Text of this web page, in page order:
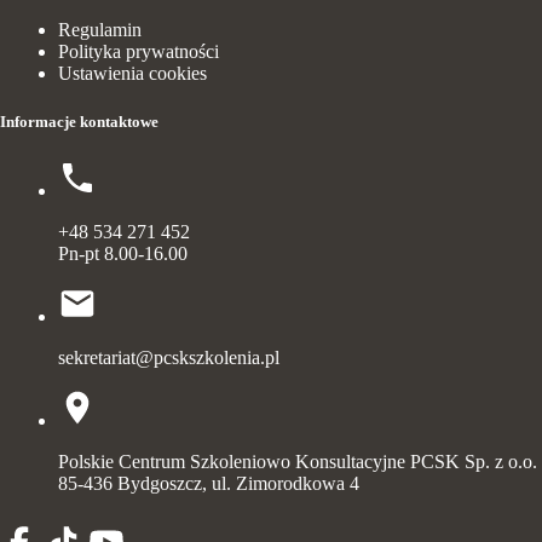
Regulamin
Polityka prywatności
Ustawienia cookies
Informacje kontaktowe
+48 534 271 452
Pn-pt 8.00-16.00
sekretariat@pcskszkolenia.pl
Polskie Centrum Szkoleniowo Konsultacyjne PCSK Sp. z o.o.
85-436 Bydgoszcz, ul. Zimorodkowa 4